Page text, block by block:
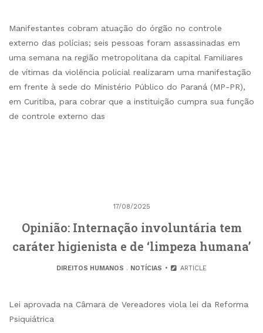
Manifestantes cobram atuação do órgão no controle
externo das polícias; seis pessoas foram assassinadas em
uma semana na região metropolitana da capital Familiares
de vítimas da violência policial realizaram uma manifestação
em frente à sede do Ministério Público do Paraná (MP-PR),
em Curitiba, para cobrar que a instituição cumpra sua função
de controle externo das
17/08/2025
Opinião: Internação involuntária tem
caráter higienista e de ‘limpeza humana’
DIREITOS HUMANOS . NOTÍCIAS ARTICLE
Lei aprovada na Câmara de Vereadores viola lei da Reforma
Psiquiátrica